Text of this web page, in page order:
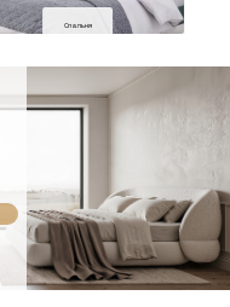
Спальня